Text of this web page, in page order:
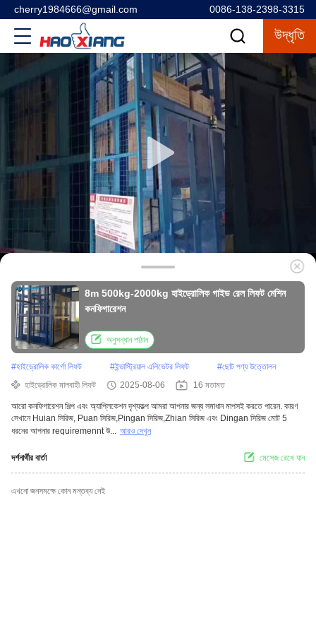
cherry1984666@gmail.com 0086-138-2398-3315
উদ্ধৃতি
8m 500kg-2000kg হাইড্রোলিক গাইড রেল লিফট মেশিন
কনফিগারেশন
অনুসন্ধান পাঠান
#হাইড্রোলিক কার্গো লিফট #ইন্ডাস্ট্রিয়াল এলিভেটর লিফট #ছোট পণ্য উত্তোলন
হাইড্রোলিক মালবাহী লিফট
2025-08-06 16 মতামত
আরো কনফিগারেশন শিল্প এবং অ্যাপ্লিকেশন দৃশ্যকল্প আমরা আপনার জন্য সমাধান মাপসই করতে পারেন. কারণ
সেখানে Huian সিরিজ, Puan সিরিজ,Pingan সিরিজ,Zhian সিরিজ এবং Dingan সিরিজ মোট 5
ধরনের আপনার requiremennt উ... আরও দেখুন
দর্শনার্থীর বার্তা মেসেজ রেখে যান
এখনো জনসমক্ষে কোন মন্তব্য নেই